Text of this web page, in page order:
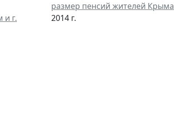
и г.
размер пенсий жителей Крыма
2014 г.